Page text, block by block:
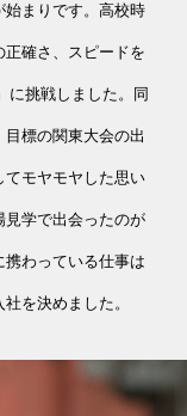
始まりです。高校時
確さ、スピードを
に挑戦しました。同
標の関東大会の出
てモヤモヤした思い
見学で出会ったのが
わっている仕事は
を決めました。